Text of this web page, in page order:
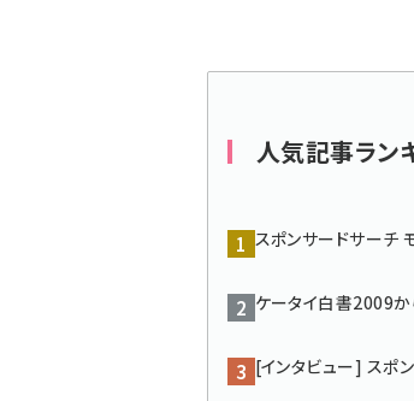
人気記事ラン
スポンサードサーチ
ケータイ白書2009
[インタビュー] スポ